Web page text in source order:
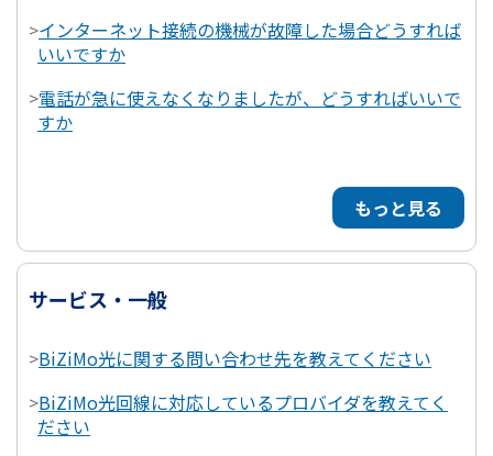
>インターネット接続の機械が故障した場合どうすれば
いいですか
>電話が急に使えなくなりましたが、どうすればいいで
すか
もっと見る
サービス・一般
>BiZiMo光に関する問い合わせ先を教えてください
>BiZiMo光回線に対応しているプロバイダを教えてく
ださい